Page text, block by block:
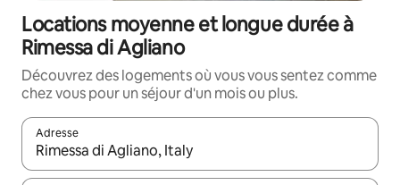
Locations moyenne et longue durée à
Rimessa di Agliano
Découvrez des logements où vous vous sentez comme
chez vous pour un séjour d'un mois ou plus.
Adresse
Lorsque les résultats s'affichent, utilisez les flèches vers le